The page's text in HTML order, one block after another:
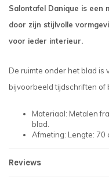
Salontafel Danique is een
door zijn stijlvolle
voor ieder interieur.
De ruimte onder het blad is
bijvoorbeeld tijdschriften of
Materiaal: Metalen
blad.
Afmeting: Lengte: 70
Reviews